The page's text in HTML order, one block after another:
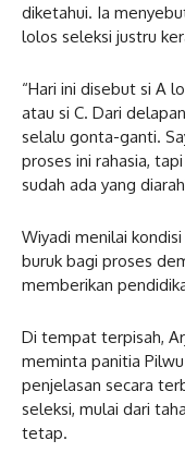
diketahui. Ia
lolos seleksi justru
“Hari ini disebut si A
atau si C. Dari
selalu gonta-ganti.
proses ini rahasia,
sudah ada yang
Wiyadi menilai
buruk bagi proses
memberikan
Di tempat terpisah,
meminta panitia
penjelasan secara
seleksi, mulai dari
tetap.